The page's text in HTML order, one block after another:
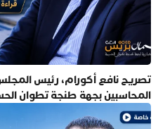
تصريح نافع أكورام، رئيس المجلس
المحاسبين بجهة طنجة تطوان